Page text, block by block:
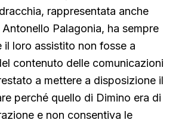
rappresentata anche
Palagonia, ha sempre
il loro assistito non fosse a
contenuto delle comunicazioni
a mettere a disposizione il
perché quello di Dimino era di
e non consentiva le